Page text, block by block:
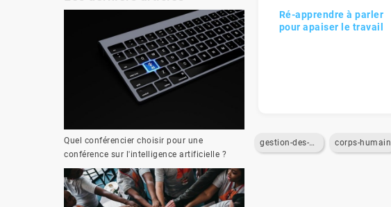
Quel conférencier choisir pour une
conférence sur l'intelligence artificielle ?
Ré-apprendre à parler
pour apaiser le travail
gestion-des-emotions corps-humain